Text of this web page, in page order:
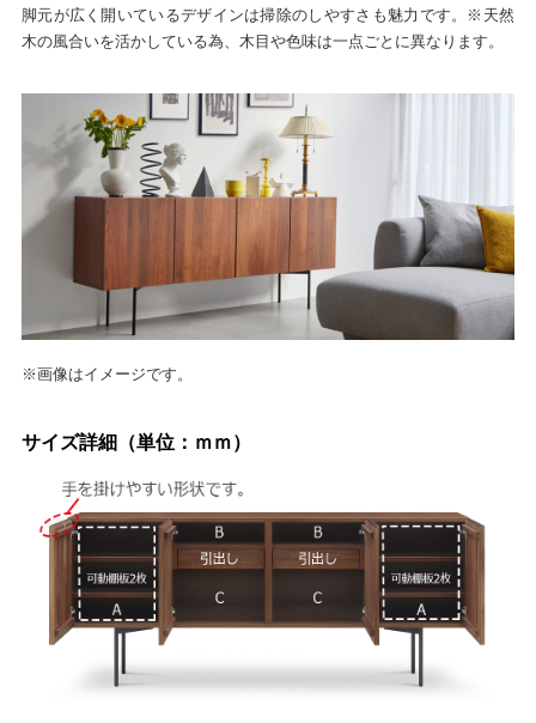
脚元が広く開いているデザインは掃除のしやすさも魅力です。※天然
木の風合いを活かしている為、木目や色味は一点ごとに異なります。
※画像はイメージです。
サイズ詳細（単位：ｍｍ）